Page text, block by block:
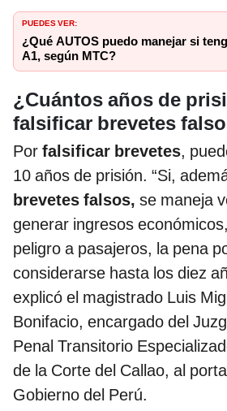
PUEDES VER:
¿Qué AUTOS puedo manejar si
A1, según MTC?
¿Cuántos años de
falsificar brevetes
Por falsificar brevetes,
10 años de prisión. “Si,
brevetes falsos, se maneja
generar ingresos
peligro a pasajeros, la pena
considerarse hasta los diez
explicó el magistrado Luis
Bonifacio, encargado del
Penal Transitorio
de la Corte del Callao, al
Gobierno del Perú.